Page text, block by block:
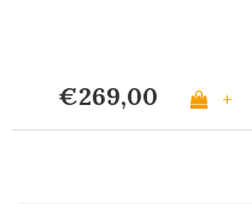
€269,00 +